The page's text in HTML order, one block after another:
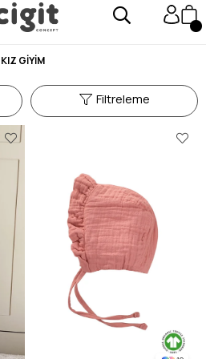
5 ÜZERİNDEN 4.8 PUAN ALDI ⭐⭐⭐⭐⭐
MÜŞTERİ ❤️ 10 MİLYON ÜRÜN
KIZ GİYİM
Filtreleme